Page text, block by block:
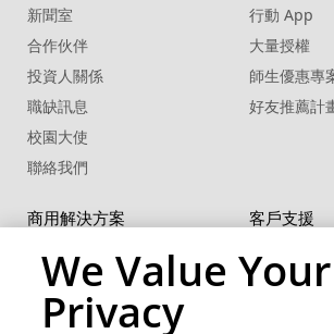
新聞室
合作伙伴
投資人關係
職缺訊息
校園大使
聯絡我們
行動 App
大量授權
師生優惠專
好友推薦計
商用解決方案
FaceMe ®SDK
客戶支援
軟體更新
We Value Your
Privacy